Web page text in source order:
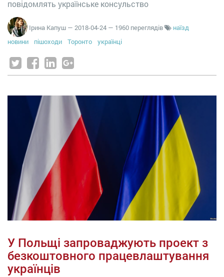
повідомлять українське консульство
Ірина Капуш — 2018-04-24 — 1960 переглядів
наїзд
новини
пішоходи Торонто українці
У Польщі запроваджують проект з
безкоштовного працевлаштування
українців